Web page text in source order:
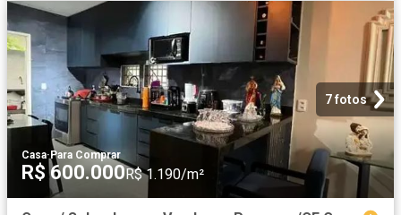
7 fotos
Casa·Para Comprar
R$ 600.000R$ 1.190/m²